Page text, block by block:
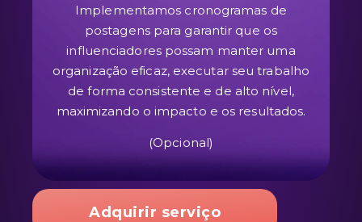
Implementamos cronogramas de
postagens para garantir que os
influenciadores possam manter uma
organização eficaz, executar seu trabalho
de forma consistente e de alto nível,
maximizando o impacto e os resultados.
(Opcional)
Adquirir serviço